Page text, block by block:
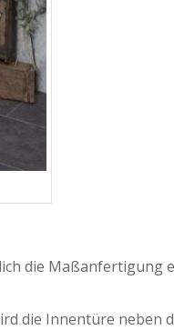
die Maßanfertigung
die Innentüre neben